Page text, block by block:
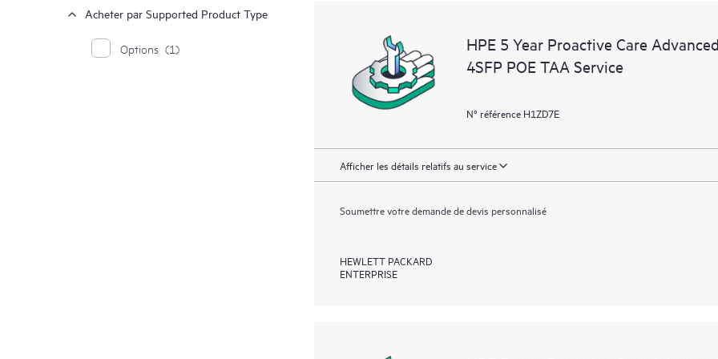
charge et les services. Pour
version la plus récente de Remote
Acheter par Supported Product Type
Options (1)
HPE 5 Year Proactive Care
4SFP POE TAA Service
N° référence H1ZD7E
Afficher les détails relatifs au service
Soumettre votre demande de devis personnalisé
HEWLETT PACKARD
ENTERPRISE